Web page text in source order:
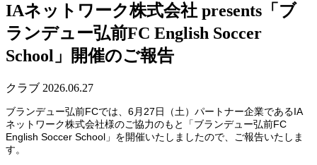
IAネットワーク株式会社 presents「ブ
ランデュー弘前FC English Soccer
School」開催のご報告
クラブ 2026.06.27
ブランデュー弘前FCでは、6月27日（土）パートナー企業であるIA
ネットワーク株式会社様のご協力のもと「ブランデュー弘前FC
English Soccer School」を開催いたしましたので、ご報告いたしま
す。